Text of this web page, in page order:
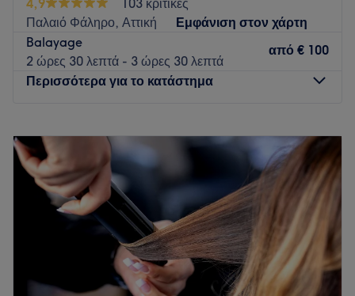
Παλαιό Φάληρο, Αττική
Εμφάνιση στον χάρτη
Balayage
2 ώρες 30 λεπτά - 3 ώρες 30 λεπτά
από € 100
Περισσότερα για το κατάστημα
Τρίτη
20:00
Τετάρτη
09:00–20:00
Πέμπτη
09:00
20:00
Παρασκευή
09:00 – 20:00
Σάββατο
08:30 – 17:30
Κλειστό
Καλωσήλθατε στο Pod Your Beauty Spot! Με 20 χρόνια